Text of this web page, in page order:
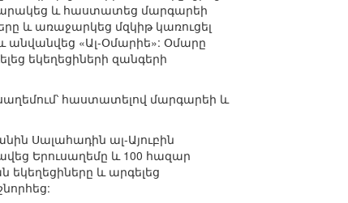
և հաստատեց մարգարեի
և առաջարկեց մզկիթ կառուցել
անվանվեց «Ալ-Օմարիե»: Օմարը
եկեղեցիների զանգերի
հաստատելով մարգարեի և
Սալահադին ալ-Այուբին
Երուսաղեմը և 100 հազար
եկեղեցիները և արգելեց